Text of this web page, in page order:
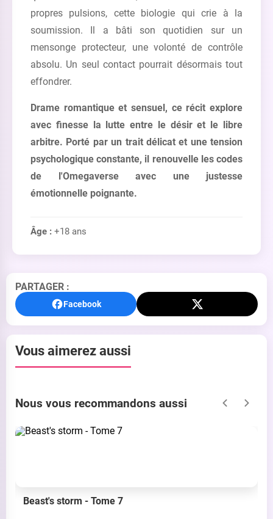
propres pulsions, cette biologie qui crie à la
soumission. Il a bâti son quotidien sur un
mensonge protecteur, une volonté de contrôle
absolu. Un seul contact pourrait désormais tout
effondrer.
Drame romantique et sensuel, ce récit explore
avec finesse la lutte entre le désir et le libre
arbitre. Porté par un trait délicat et une tension
psychologique constante, il renouvelle les codes
de l'Omegaverse avec une justesse
émotionnelle poignante.
Âge : +18 ans
PARTAGER :
Facebook
Vous aimerez aussi
Nous vous recommandons aussi
Beast's storm - Tome 7